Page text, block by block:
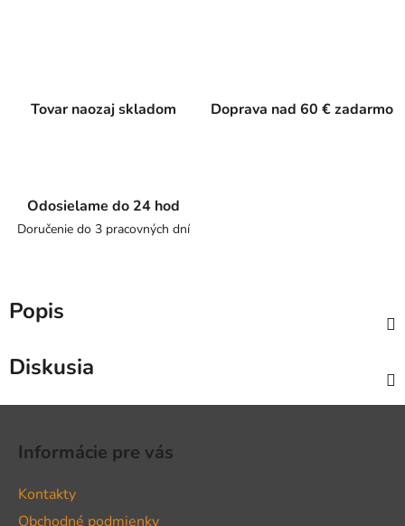
Tovar naozaj skladom Doprava nad 60 € zadarmo
Odosielame do 24 hod
Doručenie do 3 pracovných dní
Popis
Diskusia
Informácie pre vás
Kontakty
Obchodné podmienky